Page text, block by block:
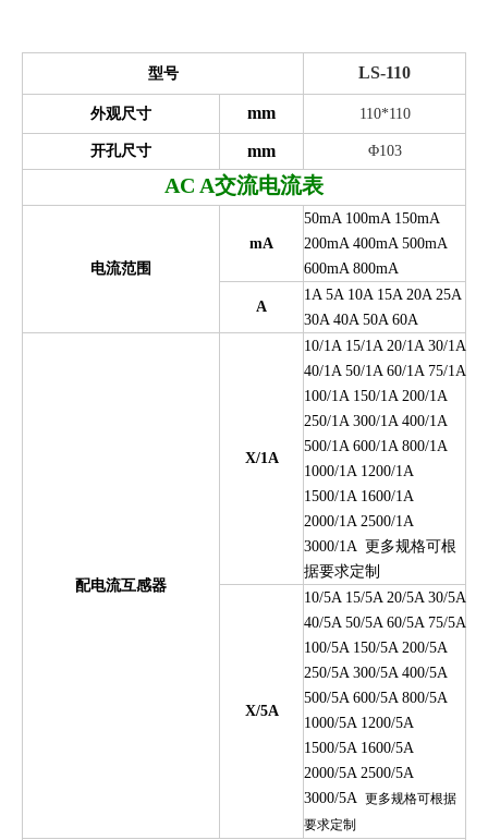
型号 LS-110
外观尺寸 mm 110*110
开孔尺寸 mm Φ103
AC A交流电流表
电流范围
mA
50mA 100mA 150mA
200mA 400mA 500mA
600mA 800mA
A
1A 5A 10A 15A 20A 25A
30A 40A 50A 60A
配电流互感器
X/1A
10/1A 15/1A 20/1A 30/1A
40/1A 50/1A 60/1A 75/1A
100/1A 150/1A 200/1A
250/1A 300/1A 400/1A
500/1A 600/1A 800/1A
1000/1A 1200/1A
1500/1A 1600/1A
2000/1A 2500/1A
3000/1A 更多规格可根
据要求定制
X/5A
10/5A 15/5A 20/5A 30/5A
40/5A 50/5A 60/5A 75/5A
100/5A 150/5A 200/5A
250/5A 300/5A 400/5A
500/5A 600/5A 800/5A
1000/5A 1200/5A
1500/5A 1600/5A
2000/5A 2500/5A
3000/5A 更多规格可根据
要求定制